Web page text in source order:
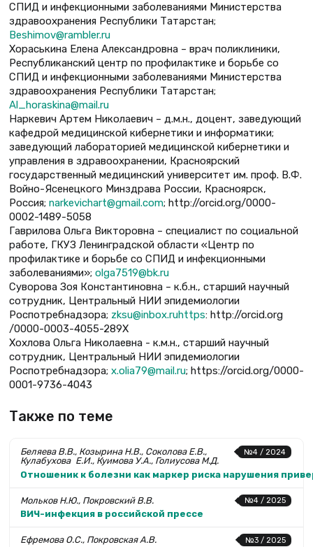
СПИД и инфекционными заболеваниями Министерства
здравоохранения Республики Татарстан;
Beshimov@rambler.ru
Хораськина Елена Александровна – врач поликлиники,
Республи­канский центр по профилактике и борьбе со
СПИД и инфекционными заболеваниями Министерства
здравоохранения Республики Татарстан;
Al_horaskina@mail.ru
Наркевич Артем Николаевич – д.м.н., доцент, заведующий
кафедрой медицинской кибернетики и информатики;
заведующий лабораторией медицинской кибернетики и
управления в здравоохранении, Красноярский
государственный медицинский университет им. проф. В.Ф.
Войно-Ясенецкого Минздрава России, Красноярск,
Россия; narkevichart@gmail.com; http://orcid.org/0000-
0002-1489-5058
Гаврилова Ольга Викторовна – специалист по социальной
работе, ГКУЗ Ленинградской области «Центр по
профилактике и борьбе со СПИД и инфекционными
заболеваниями»; olga7519@bk.ru
Суворова Зоя Константиновна – к.б.н., старший научный
сотрудник, Центральный НИИ эпидемиологии
Роспотребнадзора; zksu@inbox.ruhttps: http://orcid.org
/0000-0003-4055-289X
Хохлова Ольга Николаевна - к.м.н., старший научный
сотрудник, Центральный НИИ эпидемиологии
Роспотребнадзора; x.olia79@mail.ru; https://orcid.org/0000-
0001-9736-4043
Также по теме
№4 / 2024
Беляева В.В., Козырина Н.В., Соколова Е.В.,
Кулабухова Е.И., Куимова У.А., Голиусова М.Д.
Отношеник к болезни как маркер риска нарушения
№4 / 2025
Мольков Н.Ю., Покровский В.В.
ВИЧ-инфекция в российской прессе
№3 / 2025
Ефремова О.С., Покровская А.В.